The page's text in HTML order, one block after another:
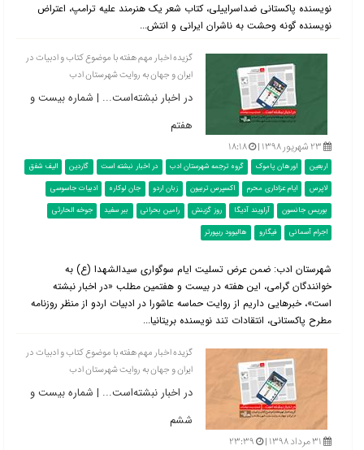
نویسنده پاکستانی ضداسراییلی، کتاب شعر یک هنرمند علیه ترامپ، اعتراض
نویسنده گونه وحشت به ناشران ایرانی و انتش...
گزیده اخبار مهم هفته با موضوع کتاب و ادبیات در
ایران و جهان به روایت شهرستان ادب
در اخبار نبشته‌است... | شماره بیست و
هفتم
۲۳ شهریور ۱۳۹۸ | ۱۸:۱۸
اربعین اورهان پاموک گروه ترجمه شهرستان ادب در اخبار نبشته است گاردین
الیف شفق
لاپرس
ایام عزاداری محرم اکسپرس تربیون زبان اردو جان لوکاره
ادبیات جاسوسی
بوریس جانسون
آراویند آدیگا روز گزینش رامین بحرانی ببر سفید
جوخه الحارثی
اجرام آسمانی
فیگارو هالیوود ریپورتر
شهرستان ادب: ضمن عرض تسلیت ایام سوگواری سیدالشهدا (ع) به
خوانندگان گرامی، این هفته در بیست و هفتمین مطلب «در اخبار نبشته
است»، خبرهایی داریم از روایت حماسه عاشورا در ادبیات اردو از منظر روزنامه
مطرح پاکستانی، انتقادات تند نویسنده بریتانیا...
گزیده اخبار مهم هفته با موضوع کتاب و ادبیات در
ایران و جهان به روایت شهرستان ادب
در اخبار نبشته‌است... | شماره بیست و
ششم
۳۱ مرداد ۱۳۹۸ | ۲۳:۳۹